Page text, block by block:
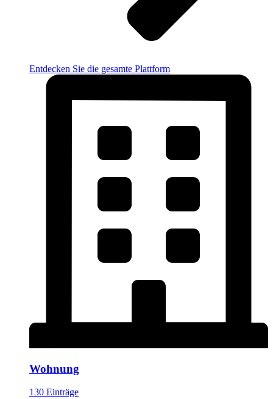
Entdecken Sie die gesamte Plattform
Wohnung
130 Einträge